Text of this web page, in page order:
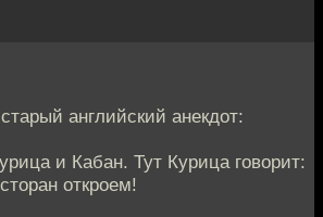
английский анекдот:
и Кабан. Тут Курица говорит:
откроем!